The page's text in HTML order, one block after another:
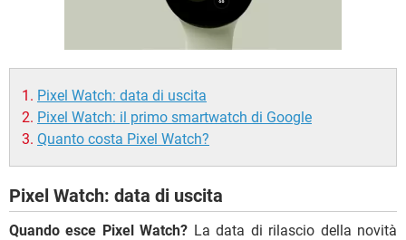
Pixel Watch: data di uscita
Pixel Watch: il primo smartwatch di Google
Quanto costa Pixel Watch?
Pixel Watch: data di uscita
Quando esce Pixel Watch? La data di rilascio della novità